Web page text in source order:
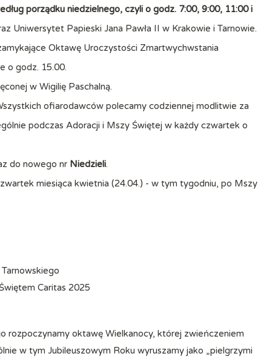
porządku niedzielnego, czyli o godz. 7:00, 9:00, 11:00 i
Uniwersytet Papieski Jana Pawła II w Krakowie i Tarnowie.
Oktawę Uroczystości Zmartwychwstania
o godz. 15.00.
w Wigilię Paschalną.
ofiarodawców polecamy codziennej modlitwie za
podczas Adoracji i Mszy Świętej w każdy czwartek o
do nowego nr Niedzieli.
miesiąca kwietnia (24.04.) - w tym tygodniu, po Mszy
Caritas 2025
rozpoczynamy oktawę Wielkanocy, której zwieńczeniem
w tym Jubileuszowym Roku wyruszamy jako „pielgrzymi